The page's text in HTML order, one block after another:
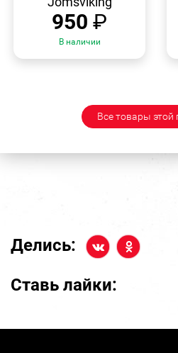
950 ₽
В наличии
Все товары этой
Делись:
Ставь лайки: